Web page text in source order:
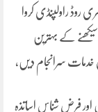
روڈ راولپنڈی کروا
کے بہترین
اور فرض شناس اساتذہ